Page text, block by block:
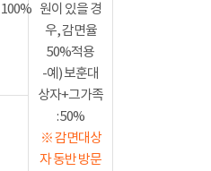
100% 원이 있을 경
우, 감면율
50%적용
-예) 보훈대
상자+그가족
: 50%
※ 감면대상
자 동반 방문